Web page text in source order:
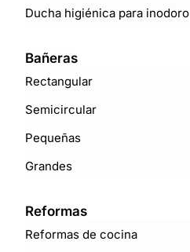
Ducha higiénica para inodoro
Bañeras
Rectangular
Semicircular
Pequeñas
Grandes
Reformas
Reformas de cocina